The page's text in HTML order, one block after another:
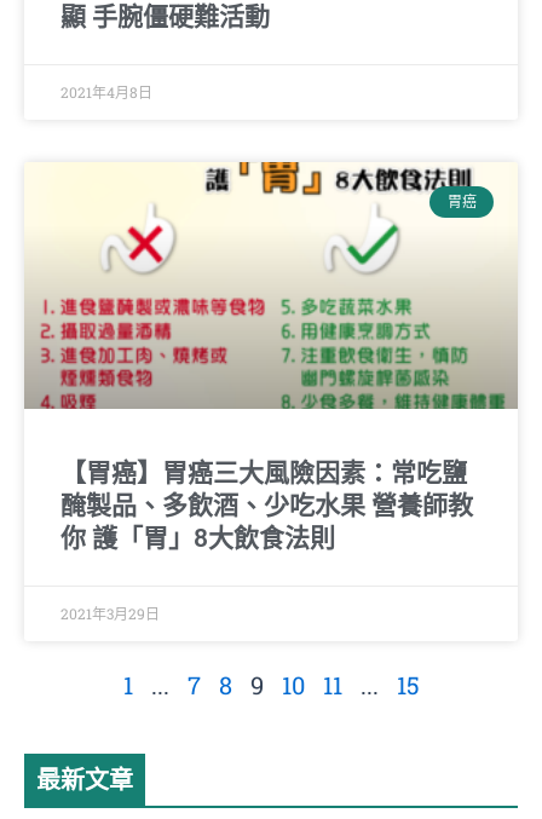
顯 手腕僵硬難活動
2021年4月8日
胃癌
【胃癌】胃癌三大風險因素：常吃鹽
醃製品、多飲酒、少吃水果 營養師教
你 護「胃」8大飲食法則
2021年3月29日
1 ... 7 8 9 10 11 ... 15
最新文章